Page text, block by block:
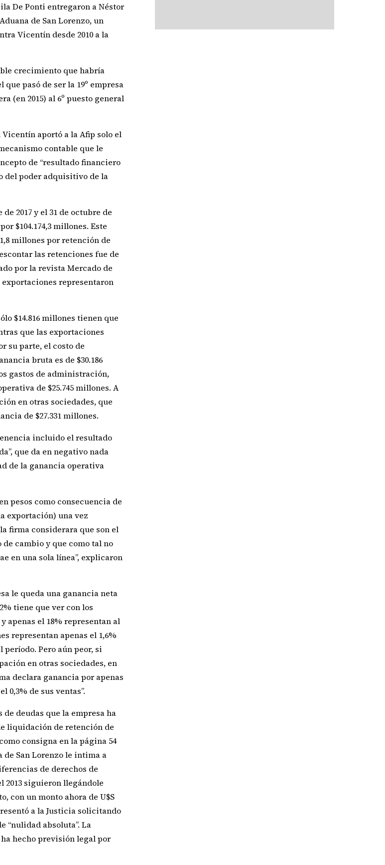
De Ponti entregaron a Néstor
de San Lorenzo, un
Vicentín desde 2010 a la
crecimiento que habría
que pasó de ser la 19º empresa
(en 2015) al 6º puesto general
Vicentín aportó a la Afip solo el
contable que le
de “resultado financiero
del poder adquisitivo de la
2017 y el 31 de octubre de
$104.174,3 millones. Este
millones por retención de
las retenciones fue de
por la revista Mercado de
exportaciones representaron
$14.816 millones tienen que
que las exportaciones
su parte, el costo de
bruta es de $30.186
gastos de administración,
de $25.745 millones. A
en otras sociedades, que
de $27.331 millones.
incluido el resultado
que da en negativo nada
de la ganancia operativa
pesos como consecuencia de
exportación) una vez
firma considerara que son el
cambio y que como tal no
en una sola línea”, explicaron
le queda una ganancia neta
tiene que ver con los
apenas el 18% representan al
representan apenas el 1,6%
período. Pero aún peor, si
en otras sociedades, en
declara ganancia por apenas
0,3% de sus ventas”.
deudas que la empresa ha
liquidación de retención de
consigna en la página 54
de San Lorenzo le intima a
de derechos de
2013 siguieron llegándole
con un monto ahora de U$S
a la Justicia solicitando
“nulidad absoluta”. La
hecho previsión legal por